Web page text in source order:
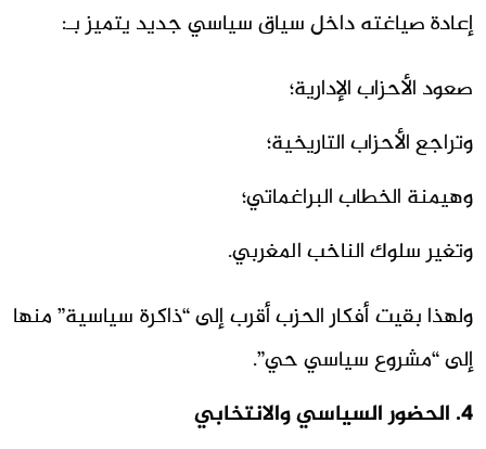
إعادة صياغته داخل سياق سياسي جديد يتميز بـ:
صعود الأحزاب الإدارية؛
وتراجع الأحزاب التاريخية؛
وهيمنة الخطاب البراغماتي؛
وتغير سلوك الناخب المغربي.
ولهذا بقيت أفكار الحزب أقرب إلى “ذاكرة سياسية” منها
إلى “مشروع سياسي حي”.
4. الحضور السياسي والانتخابي